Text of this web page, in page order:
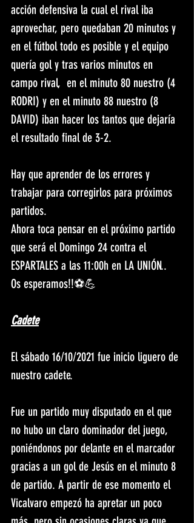
acción defensiva la cual el rival iba
aprovechar, pero quedaban 20 minutos y
en el fútbol todo es posible y el equipo
quería gol y tras varios minutos en
campo rival,  en el minuto 80 nuestro (4
RODRI) y en el minuto 88 nuestro (8
DAVID) iban hacer los tantos que dejaría
el resultado final de 3-2.
Hay que aprender de los errores y
trabajar para corregirlos para próximos
partidos.
Ahora toca pensar en el próximo partido
que será el Domingo 24 contra el
ESPARTALES a las 11:00h en LA UNIÓN..
Os esperamos!!⚽️💪
Cadete
El sábado 16/10/2021 fue inicio liguero de
nuestro cadete.
Fue un partido muy disputado en el que
no hubo un claro dominador del juego,
poniéndonos por delante en el marcador
gracias a un gol de Jesús en el minuto 8
de partido. A partir de ese momento el
Vicalvaro empezó ha apretar un poco